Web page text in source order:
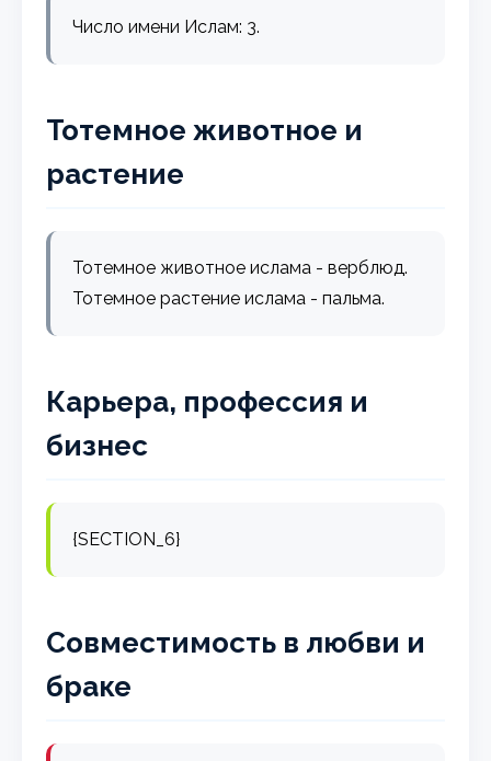
Число имени Ислам: 3.
Тотемное животное и
растение
Тотемное животное ислама - верблюд.
Тотемное растение ислама - пальма.
Карьера, профессия и
бизнес
{SECTION_6}
Совместимость в любви и
браке